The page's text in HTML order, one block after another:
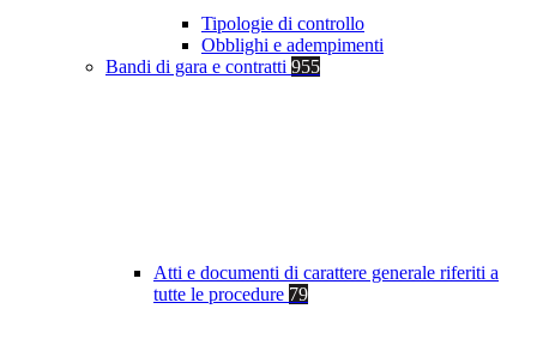
Tipologie di controllo
Obblighi e adempimenti
Bandi di gara e contratti 955
Atti e documenti di carattere generale riferiti a
tutte le procedure 79